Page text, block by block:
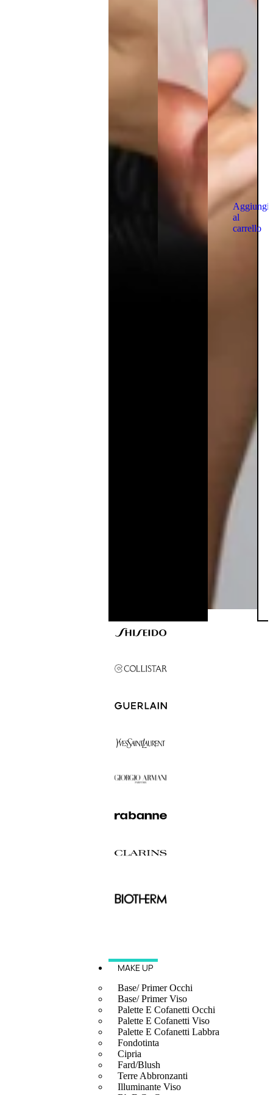
Aggiungi
al
carrello
MAKE UP
Base/ Primer Occhi
Base/ Primer Viso
Palette E Cofanetti Occhi
Palette E Cofanetti Viso
Palette E Cofanetti Labbra
Fondotinta
Cipria
Fard/Blush
Terre Abbronzanti
Illuminante Viso